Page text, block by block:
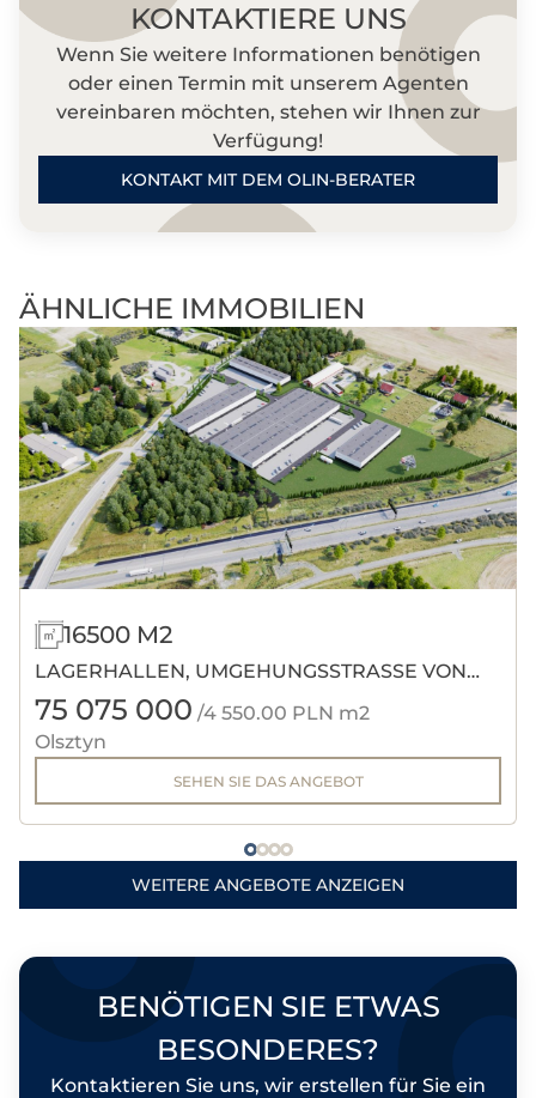
KONTAKTIERE UNS
Wenn Sie weitere Informationen benötigen
oder einen Termin mit unserem Agenten
vereinbaren möchten, stehen wir Ihnen zur
Verfügung!
KONTAKT MIT DEM OLIN-BERATER
ÄHNLICHE IMMOBILIEN
16500 M2
LAGERHALLEN, UMGEHUNGSSTRASSE VON O
LSZTYN.
75 075 000 /4 550.00 PLN m2
Olsztyn
SEHEN SIE DAS ANGEBOT
WEITERE ANGEBOTE ANZEIGEN
BENÖTIGEN SIE ETWAS
BESONDERES?
Kontaktieren Sie uns, wir erstellen für Sie ein